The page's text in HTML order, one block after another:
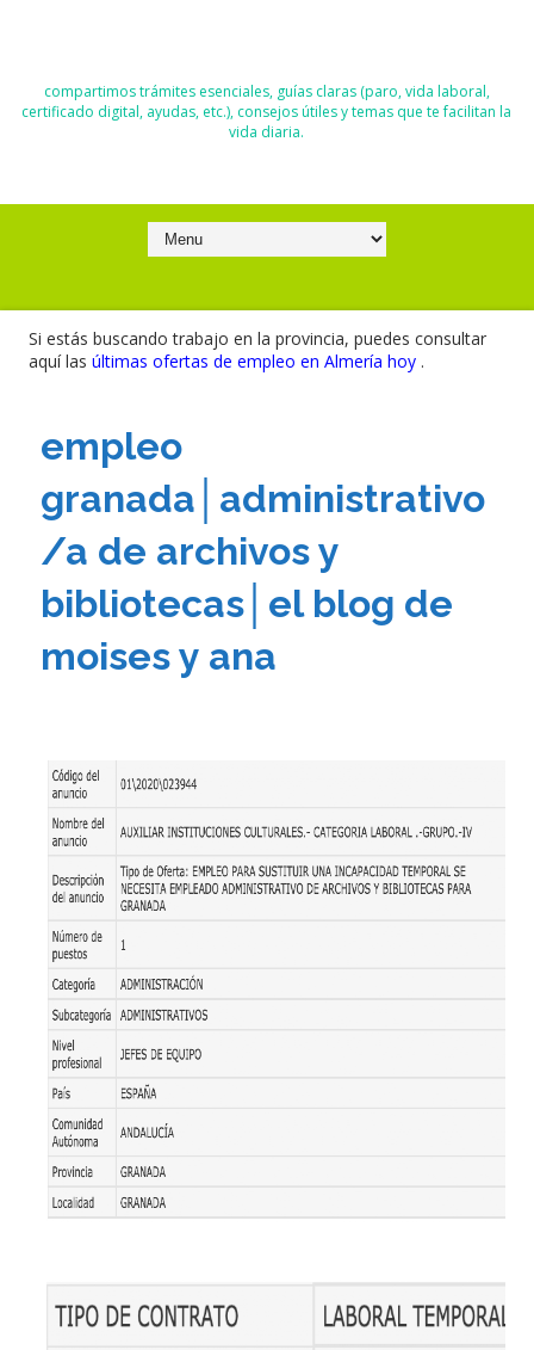
compartimos trámites esenciales, guías claras (paro, vida laboral,
certificado digital, ayudas, etc.), consejos útiles y temas que te facilitan la
vida diaria.
Si estás buscando trabajo en la provincia, puedes consultar
aquí las últimas ofertas de empleo en Almería hoy .
empleo
granada│administrativo
/a de archivos y
bibliotecas│el blog de
moises y ana